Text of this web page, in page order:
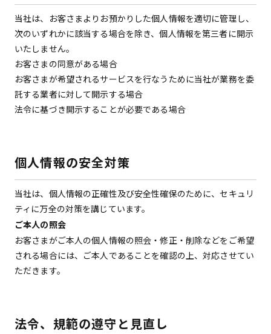
当社は、お客さまよりお預かりした個人情報を適切に管理し、
次のいずれかに該当する場合を除き、個人情報を第三者に開示
いたしません。
お客さまの同意がある場合
お客さまが希望されるサービスを行なうために当社が業務を委
託する業者に対して開示する場合
法令に基づき開示することが必要である場合
個人情報の安全対策
当社は、個人情報の正確性及び安全性確保のために、セキュリ
ティに万全の対策を講じています。
ご本人の照会
お客さまがご本人の個人情報の照会・修正・削除などをご希望
される場合には、ご本人であることを確認の上、対応させてい
ただきます。
法令、規範の遵守と見直し